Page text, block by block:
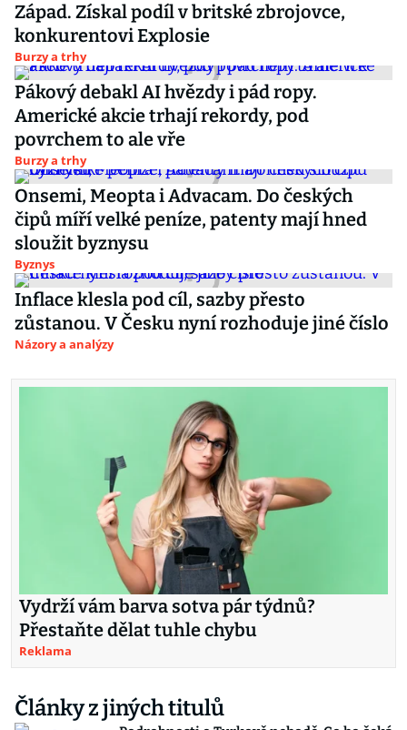
Západ. Získal podíl v britské zbrojovce,
konkurentovi Explosie
Burzy a trhy
Pákový debakl AI hvězdy i pád ropy.
Americké akcie trhají rekordy, pod
povrchem to ale vře
Burzy a trhy
Onsemi, Meopta i Advacam. Do českých
čipů míří velké peníze, patenty mají hned
sloužit byznysu
Byznys
Inflace klesla pod cíl, sazby přesto
zůstanou. V Česku nyní rozhoduje jiné číslo
Názory a analýzy
Vydrží vám barva sotva pár týdnů?
Přestaňte dělat tuhle chybu
Reklama
Články z jiných titulů